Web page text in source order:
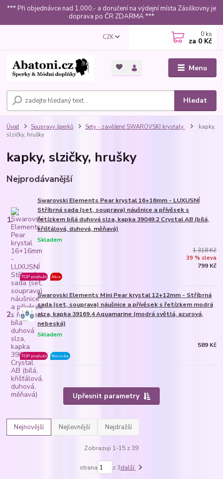
*** Při objednávce nad 1.000,- a doručení na výdejní místa Zásilkovny je
doprava po ČR ZDARMA ***
Menu
CZK
Hledat
0 ks
za 0 Kč
Úvod Soupravy šperků Sety - zavěšené SWAROVSKI krystaly
kapky,
slzičky, hrušky
kapky, slzičky, hrušky
Nejprodávanější
1.
Swarovski Elements Pear krystal 16+16mm - LUXUSNÍ
Stříbrná sada (set, souprava) náušnice a přívěsek s
řetízkem bílá duhová slza, kapka 39049.2 Crystal AB (bílá,
křišťálová, duhová, měňavá)
Skladem
TOP produkt Akce
1 318 Kč
39 % sleva
799 Kč
2.
Swarovski Elements Mini Pear krystal 12+12mm - Stříbrná
sada (set, souprava) náušnice a přívěsek s řetízkem modrá
slza, kapka 39169.4 Aquamarine (modrá světlá, azurová,
nebeská)
Skladem
TOP produkt Novinka
589 Kč
Upřesnit parametry
Nejnovější Nejlevnější Nejdražší
Zobrazuji 1-15 z 39
strana z 3další